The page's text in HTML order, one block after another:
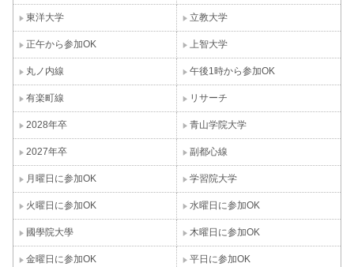
東洋大学 立教大学
正午から参加OK 上智大学
丸ノ内線 午後1時から参加OK
有楽町線 リサーチ
2028年卒 青山学院大学
2027年卒 副都心線
月曜日に参加OK 学習院大学
火曜日に参加OK 水曜日に参加OK
國學院大學 木曜日に参加OK
金曜日に参加OK 平日に参加OK